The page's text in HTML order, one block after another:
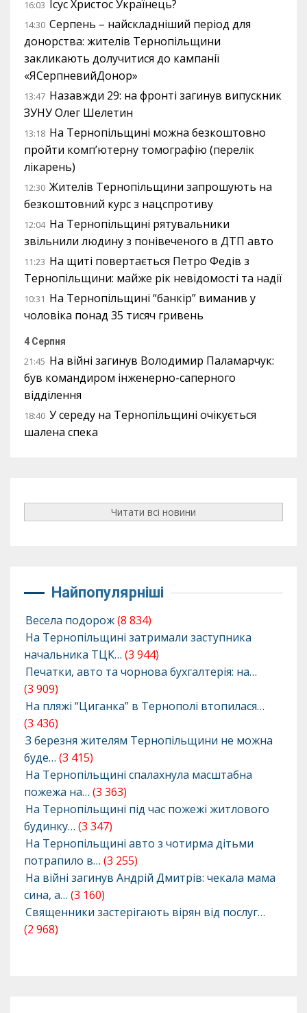
16:03 Ісус Христос Українець?
14:30 Серпень – найскладніший період для
донорства: жителів Тернопільщини
закликають долучитися до кампанії
«ЯСерпневийДонор»
13:47 Назавжди 29: на фронті загинув випускник
ЗУНУ Олег Шелетин
13:18 На Тернопільщині можна безкоштовно
пройти комп’ютерну томографію (перелік
лікарень)
12:30 Жителів Тернопільщини запрошують на
безкоштовний курс з нацспротиву
12:04 На Тернопільщині рятувальники
звільнили людину з понівеченого в ДТП авто
11:23 На щиті повертається Петро Федів з
Тернопільщини: майже рік невідомості та надії
10:31 На Тернопільщині “банкір” виманив у
чоловіка понад 35 тисяч гривень
4 Серпня
21:45 На війні загинув Володимир Паламарчук:
був командиром інженерно-саперного
відділення
18:40 У середу на Тернопільщині очікується
шалена спека
Читати всі новини
Найпопулярніші
Весела подорож(8 834)
На Тернопільщині затримали заступника
начальника ТЦК… (3 944)
Печатки, авто та чорнова бухгалтерія: на…
(3 909)
На пляжі “Циганка” в Тернополі втопилася…
(3 436)
З березня жителям Тернопільщини не можна
буде… (3 415)
На Тернопільщині спалахнула масштабна
пожежа на… (3 363)
На Тернопільщині під час пожежі житлового
будинку… (3 347)
На Тернопільщині авто з чотирма дітьми
потрапило в… (3 255)
На війні загинув Андрій Дмитрів: чекала мама
сина, а… (3 160)
Священники застерігають вірян від послуг…
(2 968)